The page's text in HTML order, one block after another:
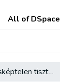
All of DSpace
Hát a fizetésképtelen tisztviselők?